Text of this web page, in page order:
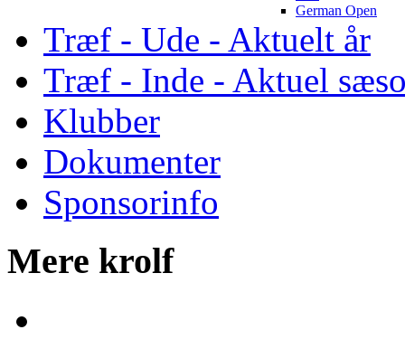
German Open
Træf - Ude - Aktuelt år
Træf - Inde - Aktuel
Klubber
Dokumenter
Sponsorinfo
Mere krolf